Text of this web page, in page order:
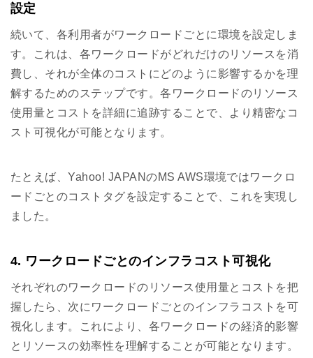
設定
続いて、各利用者がワークロードごとに環境を設定しま
す。これは、各ワークロードがどれだけのリソースを消
費し、それが全体のコストにどのように影響するかを理
解するためのステップです。各ワークロードのリソース
使用量とコストを詳細に追跡することで、より精密なコ
スト可視化が可能となります。
たとえば、Yahoo! JAPANのMS AWS環境ではワークロ
ードごとのコストタグを設定することで、これを実現し
ました。
4. ワークロードごとのインフラコスト可視化
それぞれのワークロードのリソース使用量とコストを把
握したら、次にワークロードごとのインフラコストを可
視化します。これにより、各ワークロードの経済的影響
とリソースの効率性を理解することが可能となります。